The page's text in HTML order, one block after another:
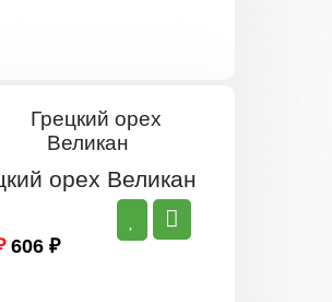
орех Великан
606 ₽